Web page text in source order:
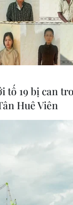
tố 19 bị can
Huê Viên